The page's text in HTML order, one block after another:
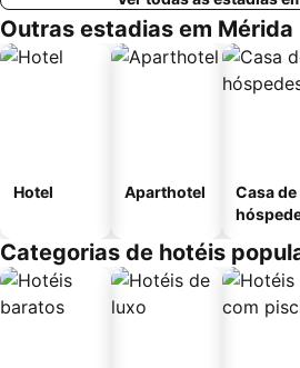
Outras estadias em Mérida
Hotel Aparthotel
Casa de
Categorias de hotéis